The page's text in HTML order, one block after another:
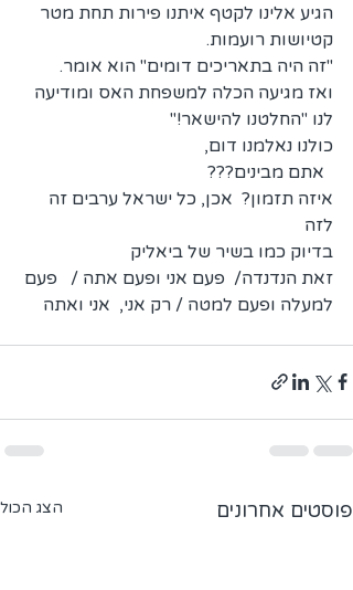
הגיע אלינו לקטף איתנו פירות תחת מטר
קטיושות רועמות.
"זה היה בתאריכים דומים" הוא אומר.
ואז מגיעה הכלה למשפחת האס ומודיעה
לנו "החלטנו להישאר!"
כולנו נאלמנו דום,
איזה תזמון?  אכן, כל ישראל ערבים זה
לזה
בדיוק כמו בשיר של ביאליק
זאת הנדנדה/  פעם אני ופעם אתה /   פעם
למעלה ופעם למטה / רק אני,  אני ואתה
פוסטים אחרונים הצג הכול